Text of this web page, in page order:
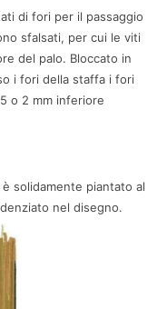
di fori per il passaggio
sfalsati, per cui le viti
del palo. Bloccato in
i fori della staffa i fori
o 2 mm inferiore
solidamente piantato al
nel disegno.